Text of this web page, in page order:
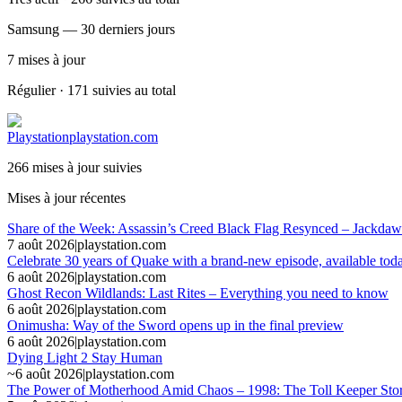
Samsung — 30 derniers jours
7 mises à jour
Régulier · 171 suivies au total
Playstationplaystation.com
266 mises à jour suivies
Mises à jour récentes
Share of the Week: Assassin’s Creed Black Flag Resynced – Jackdaw
7 août 2026|playstation.com
Celebrate 30 years of Quake with a brand-new episode, available
6 août 2026|playstation.com
Ghost Recon Wildlands: Last Rites – Everything you need to know
6 août 2026|playstation.com
Onimusha: Way of the Sword opens up in the final preview
6 août 2026|playstation.com
Dying Light 2 Stay Human
~6 août 2026|playstation.com
The Power of Motherhood Amid Chaos – 1998: The Toll Keeper